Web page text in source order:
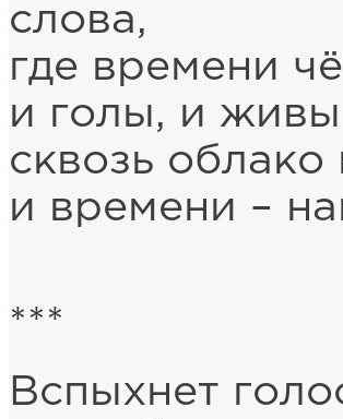
слова,
где времени
и голы, и живы
сквозь
и времени –
***
Вспыхнет